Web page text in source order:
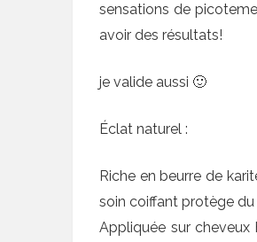
sensations de
avoir des résultats!
je valide aussi 🙂
Éclat naturel :
Riche en beurre de
soin coiffant protège
Appliquée sur